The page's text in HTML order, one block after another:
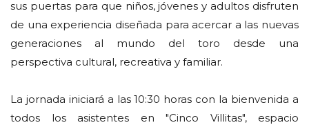
sus puertas para que niños, jóvenes y adultos disfruten
de una experiencia diseñada para acercar a las nuevas
generaciones al mundo del toro desde una
perspectiva cultural, recreativa y familiar.
La jornada iniciará a las 10:30 horas con la bienvenida a
todos los asistentes en "Cinco Villitas", espacio